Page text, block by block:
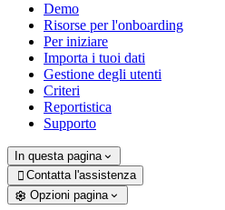
Demo
Risorse per l'onboarding
Per iniziare
Importa i tuoi dati
Gestione degli utenti
Criteri
Reportistica
Supporto
In questa pagina
 Contatta l'assistenza
Opzioni pagina